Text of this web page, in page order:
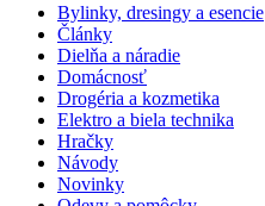
Bylinky, dresingy a esencie
Články
Dielňa a náradie
Domácnosť
Drogéria a kozmetika
Elektro a biela technika
Hračky
Návody
Novinky